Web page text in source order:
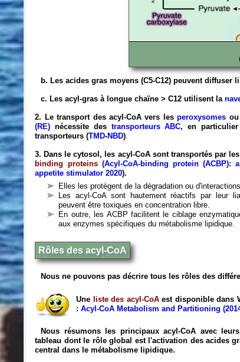
b. Les acides gras moyens (C5-C12) peuvent
c. Les acyl-gras à longue chaïne > C12 utilisent la
2. Le transport des acyl-CoA vers lesperoxysomes
(RE) nécessite des transporteurs ABC, en particulier
transporteurs (TMD-NBD).
3. Dans le cytosol, les acyl-CoA sont transportés par
binding proteins (Acyl-CoA-binding protein (ACBP):
appetite stimulator 2020).
Elles les protègent de la dégradation ou
Les acyl-CoA sont hautement réactifs par leur
peuvent être toxiques en concentration libre.
En outre, les ACBP facilitent le ciblage
aux enzymes spécifiques du métabolisme lipidique.
Rôles des acyl-CoA
Nous ne pouvons pas décrire tous les rôles des
Une liste des acyl-CoAest disponible dans
:Acyl-CoA Metabolism and Partitioning
Nous résumons les principaux acyl-CoA avec
tableau dont le rôle global est l'activation des acides
central dans le métabolisme lipidique.